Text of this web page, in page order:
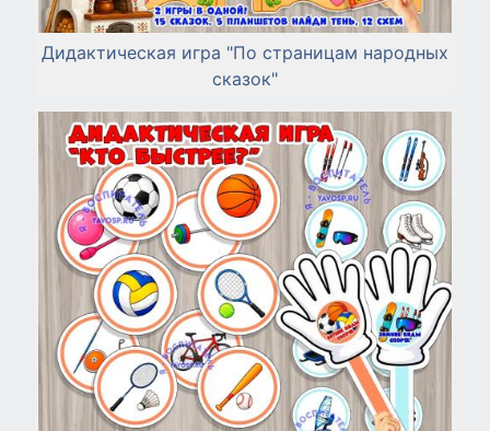
Дидактическая игра "По страницам народных
сказок"